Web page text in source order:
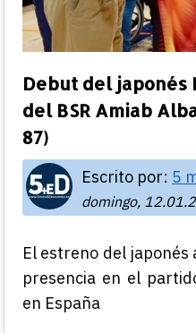
Debut del japonés
del BSR Amiab
87)
Escrito por: 5
domingo,
El estreno del japonés
presencia en el
en España